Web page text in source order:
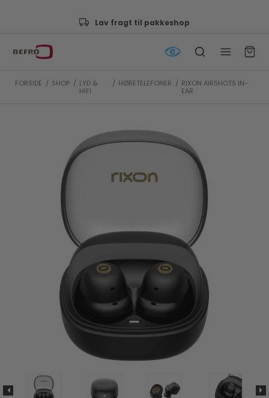
fragt til pakkeshop
FORSIDE / SHOP / LYD &
HIFI
/ HØRETELEFONER / RIXON AIRSHOTS IN-
EAR